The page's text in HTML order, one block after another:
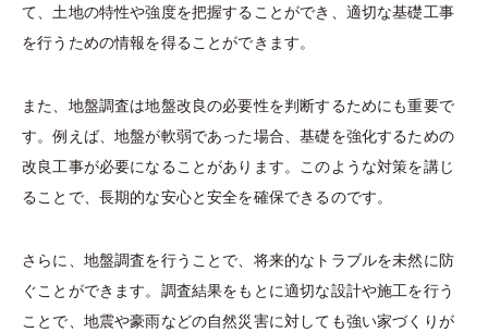
て、土地の特性や強度を把握することができ、適切な基礎工事
を行うための情報を得ることができます。
また、地盤調査は地盤改良の必要性を判断するためにも重要で
す。例えば、地盤が軟弱であった場合、基礎を強化するための
改良工事が必要になることがあります。このような対策を講じ
ることで、長期的な安心と安全を確保できるのです。
さらに、地盤調査を行うことで、将来的なトラブルを未然に防
ぐことができます。調査結果をもとに適切な設計や施工を行う
ことで、地震や豪雨などの自然災害に対しても強い家づくりが